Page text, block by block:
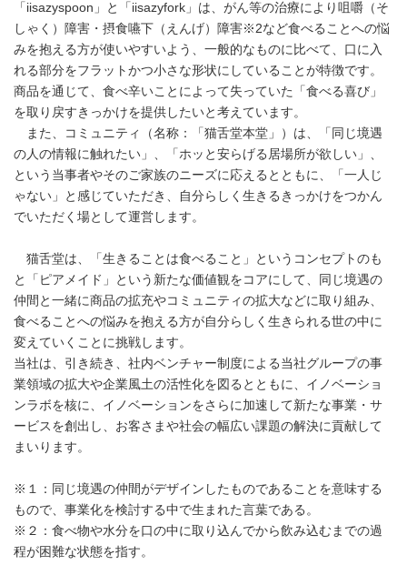
「iisazyspoon」と「iisazyfork」は、がん等の治療により咀嚼（そ
しゃく）障害・摂食嚥下（えんげ）障害※2など食べることへの悩
みを抱える方が使いやすいよう、一般的なものに比べて、口に入
れる部分をフラットかつ小さな形状にしていることが特徴です。
商品を通じて、食べ辛いことによって失っていた「食べる喜び」
を取り戻すきっかけを提供したいと考えています。
また、コミュニティ（名称：「猫舌堂本堂」）は、「同じ境遇
の人の情報に触れたい」、「ホッと安らげる居場所が欲しい」、
という当事者やそのご家族のニーズに応えるとともに、「一人じ
ゃない」と感じていただき、自分らしく生きるきっかけをつかん
でいただく場として運営します。
猫舌堂は、「生きることは食べること」というコンセプトのも
と「ピアメイド」という新たな価値観をコアにして、同じ境遇の
仲間と一緒に商品の拡充やコミュニティの拡大などに取り組み、
食べることへの悩みを抱える方が自分らしく生きられる世の中に
変えていくことに挑戦します。
当社は、引き続き、社内ベンチャー制度による当社グループの事
業領域の拡大や企業風土の活性化を図るとともに、イノベーショ
ンラボを核に、イノベーションをさらに加速して新たな事業・サ
ービスを創出し、お客さまや社会の幅広い課題の解決に貢献して
まいります。
※１：同じ境遇の仲間がデザインしたものであることを意味する
もので、事業化を検討する中で生まれた言葉である。
※２：食べ物や水分を口の中に取り込んでから飲み込むまでの過
程が困難な状態を指す。